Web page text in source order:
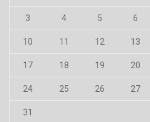
3 4 5 6
10 11 12 13
17 18 19 20
24 25 26 27
31